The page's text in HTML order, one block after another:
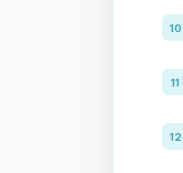
10
11
12